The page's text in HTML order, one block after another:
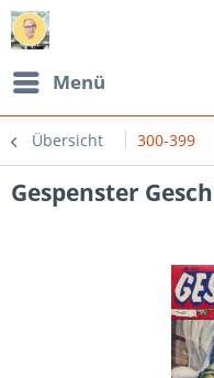
Menü
Übersicht 300-399
Gespenster